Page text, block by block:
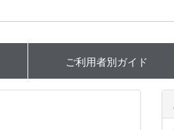
ご利用者別ガイド